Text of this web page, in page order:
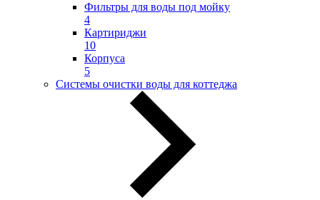
Фильтры для воды под мойку
4
Картириджи
10
Корпуса
5
Системы очистки воды для коттеджа